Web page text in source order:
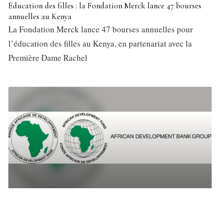
Éducation des filles : la Fondation Merck lance 47 bourses
annuelles au Kenya
La Fondation Merck lance 47 bourses annuelles pour
l’éducation des filles au Kenya, en partenariat avec la
Première Dame Rachel